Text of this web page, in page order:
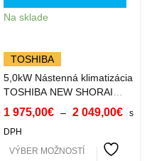
Na sklade
TOSHIBA
5,0kW Nástenná klimatizácia
TOSHIBA NEW SHORAI
EDGE BLACK&WHITE s Wifi
RAS-B18G3KVSG-E
1 975,00€ – 2 049,00€
s
DPH
VÝBER MOŽNOSTÍ